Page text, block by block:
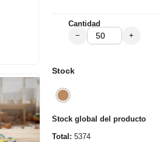
Cantidad
− +
Stock
Stock global del producto
Total: 5374